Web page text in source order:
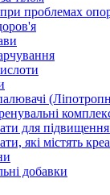
проблемах
для підвищення
які містять
добавки